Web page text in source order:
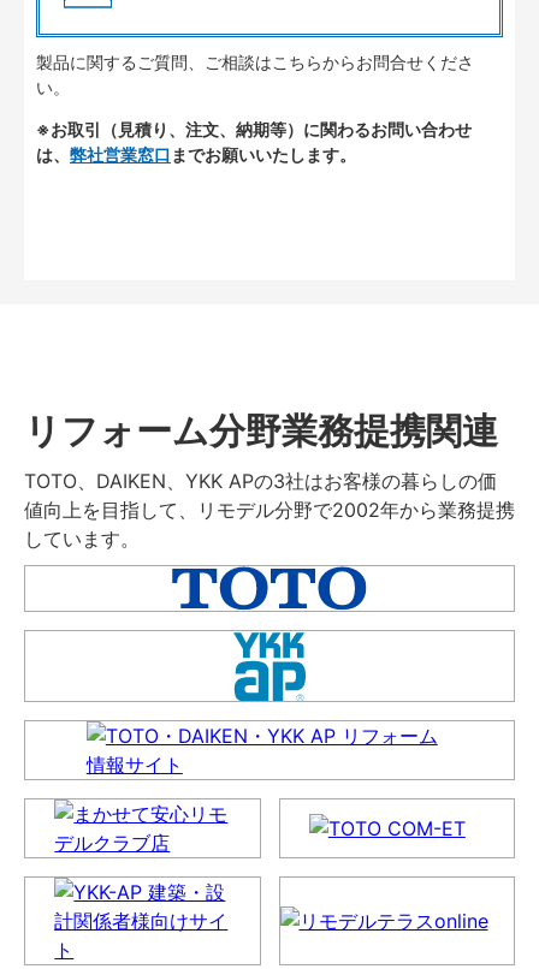
製品に関するご質問、ご相談はこちらからお問合せくださ
い。
※お取引（見積り、注文、納期等）に関わるお問い合わせ
は、 弊社営業窓口 までお願いいたします。
リフォーム分野業務提携関連
TOTO、DAIKEN、YKK APの3社はお客様の暮らしの価
値向上を目指して、リモデル分野で2002年から業務提携
しています。